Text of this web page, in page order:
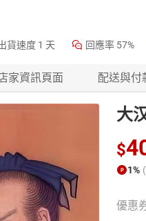
貨速度 1 天 回應率 57%
家資訊頁面 配送與付
大
$
1%
優惠